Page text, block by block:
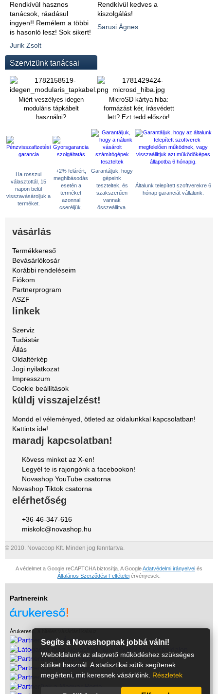
Rendkívül hasznos
tanácsok, ráadásul
ingyen!! Remélem a többi
is hasonló lesz! Sok sikert!
Jurik Zsolt
Rendkívül kedves a
kiszolgálás!
Sarusi Ágnes
Szervizünk tanácsai
Miért veszélyes idegen
moduláris tápkábelt
használni?
MicroSD kártya hiba:
formázást kér, írásvédett
lett? Ezt tedd először!
Ha rosszul
választottál, 15
napon belül
visszavásároljuk a
terméket.
+2% felárért,
meghibásodás
esetén a
terméket
azonnal
cseréljük.
Garantáljuk, hogy
gépeink
teszteltek, és
szakszerűen
vannak
összeállítva.
Általunk telepített szoftverekre 6
hónap garanciát vállalunk.
vásárlás
Termékkereső
Bevásárlókosár
Korábbi rendeléseim
Fiókom
Partnerprogram
ASZF
linkek
Szerviz
Tudástár
Állás
Oldaltérkép
Jogi nyilatkozat
Impresszum
Cookie beállítások
küldj visszajelzést!
Mondd el véleményed, ötleted az oldalunkkal kapcsolatban!
Kattints ide!
maradj kapcsolatban!
Kövess minket az X-en!
Legyél te is rajongónk a facebookon!
Novashop YouTube csatorna
Novashop Tiktok csatorna
elérhetőség
+36-46-347-616
miskolc@novashop.hu
© 2010. Novacoop Kft. Minden jog fenntartva.
A védelmet a Google reCAPTCHA biztosítja. A GoogleAdatvédelmi irányelvei és
Általános Szerződési Feltételei érvényesek.
Partnereink
Árukereső, a hiteles vásárlási kalauz
Segíts a Novashopnak jobbá válni!
Weboldalunk az alapvető működéshez szükséges
sütiket használ. A statisztikai sütik segítenek
megérteni, mit keresnek vásárlóink. Részletek